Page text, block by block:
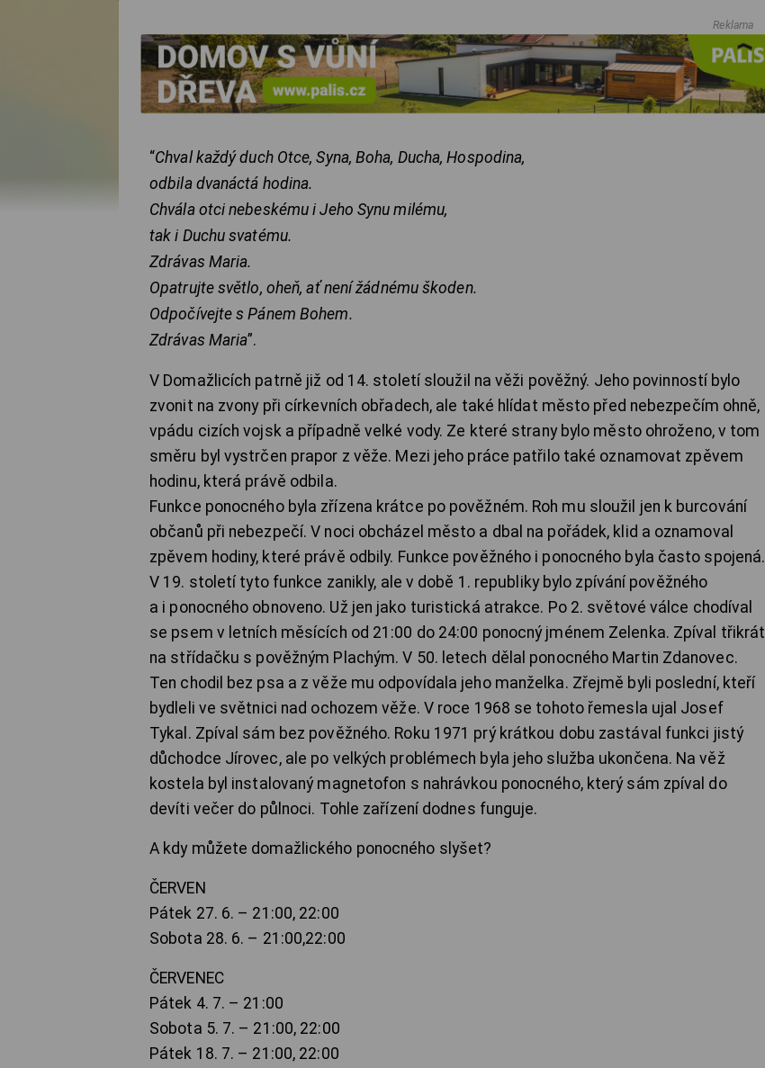
Reklama
“Chval každý duch Otce, Syna, Boha, Ducha, Hospodina,
odbila dvanáctá hodina.
Chvála otci nebeskému i Jeho Synu milému,
tak i Duchu svatému.
Zdrávas Maria.
Opatrujte světlo, oheň, ať není žádnému škoden.
Odpočívejte s Pánem Bohem.
Zdrávas Maria”.
V Domažlicích patrně již od 14. století sloužil na věži pověžný. Jeho povinností bylo
zvonit na zvony při církevních obřadech, ale také hlídat město před nebezpečím ohně,
vpádu cizích vojsk a případně velké vody. Ze které strany bylo město ohroženo, v tom
směru byl vystrčen prapor z věže. Mezi jeho práce patřilo také oznamovat zpěvem
hodinu, která právě odbila.
Funkce ponocného byla zřízena krátce po pověžném. Roh mu sloužil jen k burcování
občanů při nebezpečí. V noci obcházel město a dbal na pořádek, klid a oznamoval
zpěvem hodiny, které právě odbily. Funkce pověžného i ponocného byla často spojená.
V 19. století tyto funkce zanikly, ale v době 1. republiky bylo zpívání pověžného
a i ponocného obnoveno. Už jen jako turistická atrakce. Po 2. světové válce chodíval
se psem v letních měsících od 21:00 do 24:00 ponocný jménem Zelenka. Zpíval třikrát
na střídačku s pověžným Plachým. V 50. letech dělal ponocného Martin Zdanovec.
Ten chodil bez psa a z věže mu odpovídala jeho manželka. Zřejmě byli poslední, kteří
bydleli ve světnici nad ochozem věže. V roce 1968 se tohoto řemesla ujal Josef
Tykal. Zpíval sám bez pověžného. Roku 1971 prý krátkou dobu zastával funkci jistý
důchodce Jírovec, ale po velkých problémech byla jeho služba ukončena. Na věž
kostela byl instalovaný magnetofon s nahrávkou ponocného, který sám zpíval do
devíti večer do půlnoci. Tohle zařízení dodnes funguje.
A kdy můžete domažlického ponocného slyšet?
ČERVEN
Pátek 27. 6. – 21:00, 22:00
Sobota 28. 6. – 21:00,22:00
ČERVENEC
Pátek 4. 7. – 21:00
Sobota 5. 7. – 21:00, 22:00
Pátek 18. 7. – 21:00, 22:00